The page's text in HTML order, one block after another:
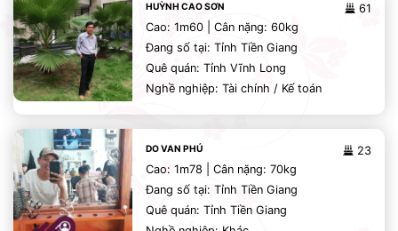
61
HUỲNH CAO SƠN
Cao: 1m60 | Cân nặng: 60kg
Đang số tại: Tỉnh Tiền Giang
Quê quán: Tỉnh Vĩnh Long
Nghề nghiệp: Tài chính / Kế toán
23
DO VAN PHÚ
Cao: 1m78 | Cân nặng: 70kg
Đang số tại: Tỉnh Tiền Giang
Quê quán: Tỉnh Tiền Giang